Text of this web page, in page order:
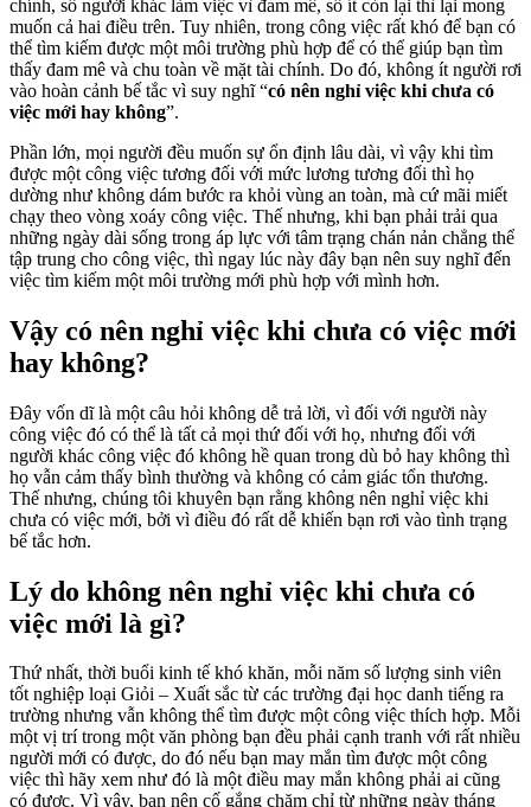
chính, số người khác làm việc vì đam mê, số ít còn lại thì lại mong
muốn cả hai điều trên. Tuy nhiên, trong công việc rất khó để bạn có
thể tìm kiếm được một môi trường phù hợp để có thể giúp bạn tìm
thấy đam mê và chu toàn về mặt tài chính. Do đó, không ít người rơi
vào hoàn cảnh bế tắc vì suy nghĩ “có nên nghỉ việc khi chưa có
việc mới hay không”.
Phần lớn, mọi người đều muốn sự ổn định lâu dài, vì vậy khi tìm
được một công việc tương đối với mức lương tương đối thì họ
dường như không dám bước ra khỏi vùng an toàn, mà cứ mãi miết
chạy theo vòng xoáy công việc. Thế nhưng, khi bạn phải trải qua
những ngày dài sống trong áp lực với tâm trạng chán nản chẳng thể
tập trung cho công việc, thì ngay lúc này đây bạn nên suy nghĩ đến
việc tìm kiếm một môi trường mới phù hợp với mình hơn.
Vậy có nên nghỉ việc khi chưa có việc mới
hay không?
Đây vốn dĩ là một câu hỏi không dễ trả lời, vì đối với người này
công việc đó có thể là tất cả mọi thứ đối với họ, nhưng đối với
người khác công việc đó không hề quan trong dù bỏ hay không thì
họ vẫn cảm thấy bình thường và không có cảm giác tổn thương.
Thế nhưng, chúng tôi khuyên bạn rằng không nên nghỉ việc khi
chưa có việc mới, bởi vì điều đó rất dễ khiến bạn rơi vào tình trạng
bế tắc hơn.
Lý do không nên nghỉ việc khi chưa có
việc mới là gì?
Thứ nhất, thời buổi kinh tế khó khăn, mỗi năm số lượng sinh viên
tốt nghiệp loại Giỏi – Xuất sắc từ các trường đại học danh tiếng ra
trường nhưng vẫn không thể tìm được một công việc thích hợp. Mỗi
một vị trí trong một văn phòng bạn đều phải cạnh tranh với rất nhiều
người mới có được, do đó nếu bạn may mắn tìm được một công
việc thì hãy xem như đó là một điều may mắn không phải ai cũng
có được. Vì vậy, bạn nên cố gắng chăm chỉ từ những ngày tháng